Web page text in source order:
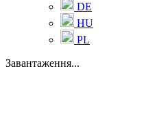
DE
HU
PL
Завантаження...